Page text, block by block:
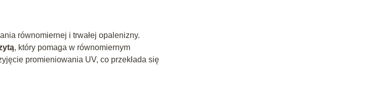
równomiernej i trwałej opalenizny.
, który pomaga w równomiernym
promieniowania UV, co przekłada się